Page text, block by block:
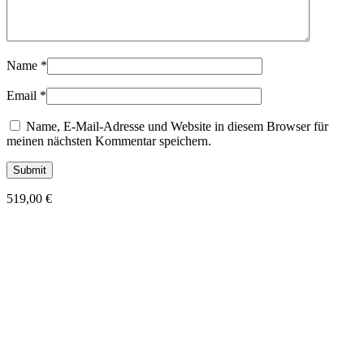
Name *
Email *
Name, E-Mail-Adresse und Website in diesem Browser für
meinen nächsten Kommentar speichern.
519,00 €